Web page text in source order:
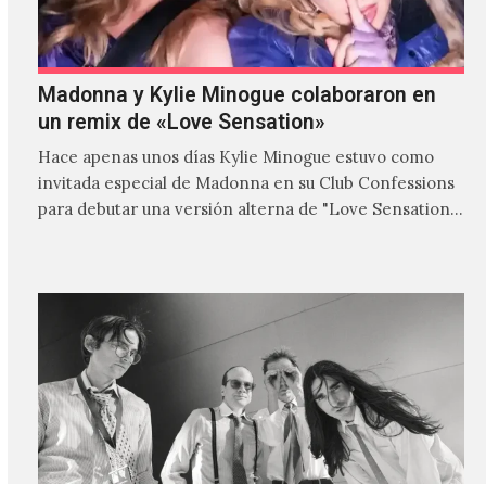
Madonna y Kylie Minogue colaboraron en
un remix de «Love Sensation»
Hace apenas unos días Kylie Minogue estuvo como
invitada especial de Madonna en su Club Confessions
para debutar una versión alterna de "Love Sensation",